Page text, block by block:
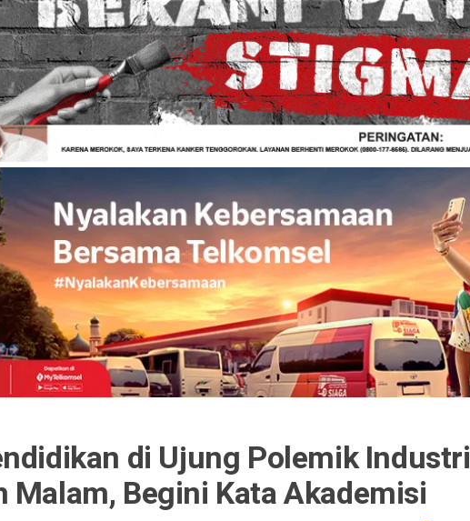
di Ujung Polemik Industri
Malam, Begini Kata Akademisi